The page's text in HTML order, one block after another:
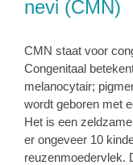
nevi (CMN)
CMN staat voor
Congenitaal
melanocytair;
wordt geboren met
Het is een
er ongeveer 10
reuzenmoedervlek.